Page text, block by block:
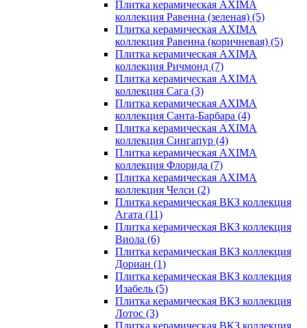
Плитка керамическая AXIMA
коллекция Равенна (зеленая) (5)
Плитка керамическая AXIMA
коллекция Равенна (коричневая) (5)
Плитка керамическая AXIMA
коллекция Ричмонд (7)
Плитка керамическая AXIMA
коллекция Сага (3)
Плитка керамическая AXIMA
коллекция Санта-Барбара (4)
Плитка керамическая AXIMA
коллекция Сингапур (4)
Плитка керамическая AXIMA
коллекция Флорида (7)
Плитка керамическая AXIMA
коллекция Челси (2)
Плитка керамическая ВКЗ коллекция
Агата (11)
Плитка керамическая ВКЗ коллекция
Виола (6)
Плитка керамическая ВКЗ коллекция
Дориан (1)
Плитка керамическая ВКЗ коллекция
Изабель (5)
Плитка керамическая ВКЗ коллекция
Лотос (3)
Плитка керамическая ВКЗ коллекция